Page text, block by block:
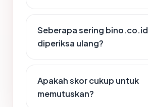
Seberapa sering bino.co.id
diperiksa ulang?
Apakah skor cukup untuk
memutuskan?